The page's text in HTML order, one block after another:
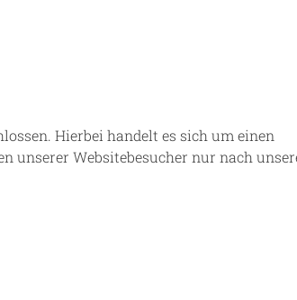
Hierbei handelt es sich um einen
unserer Websitebesucher nur nach